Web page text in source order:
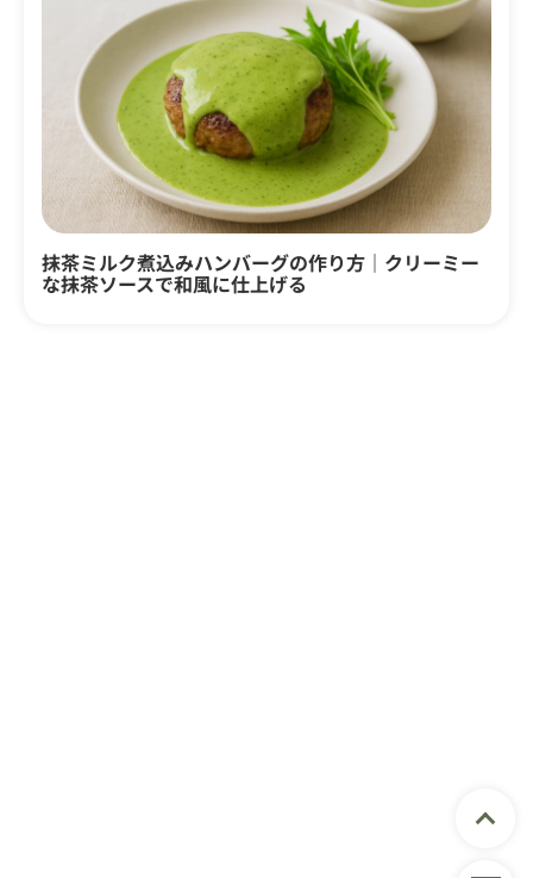
抹茶ミルク煮込みハンバーグの作り方｜クリーミー
な抹茶ソースで和風に仕上げる